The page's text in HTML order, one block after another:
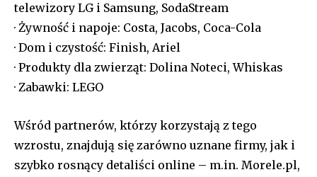
telewizory LG i Samsung, SodaStream
· Żywność i napoje: Costa, Jacobs, Coca-Cola
· Dom i czystość: Finish, Ariel
· Produkty dla zwierząt: Dolina Noteci, Whiskas
· Zabawki: LEGO
Wśród partnerów, którzy korzystają z tego
wzrostu, znajdują się zarówno uznane firmy, jak i
szybko rosnący detaliści online – m.in. Morele.pl,